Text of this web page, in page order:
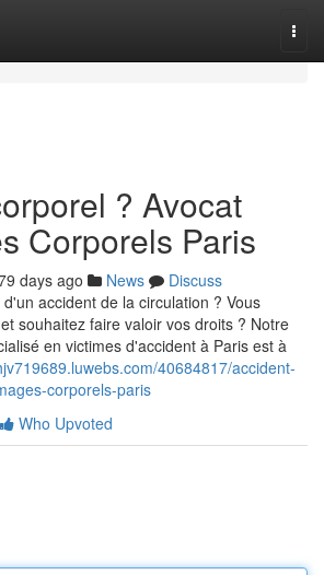
? Avocat
Corporels Paris
days ago News
Discuss
accident de la circulation ? Vous
souhaitez faire valoir vos droits ? Notre
en victimes d'accident à Paris est à
40684817/accident-
corporels-paris
Who Upvoted